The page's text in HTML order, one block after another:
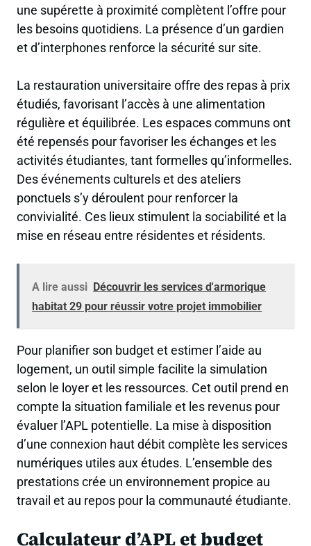
une supérette à proximité complètent l’offre pour
les besoins quotidiens. La présence d’un gardien
et d’interphones renforce la sécurité sur site.
La restauration universitaire offre des repas à prix
étudiés, favorisant l’accès à une alimentation
régulière et équilibrée. Les espaces communs ont
été repensés pour favoriser les échanges et les
activités étudiantes, tant formelles qu’informelles.
Des événements culturels et des ateliers
ponctuels s’y déroulent pour renforcer la
convivialité. Ces lieux stimulent la sociabilité et la
mise en réseau entre résidentes et résidents.
A lire aussi Découvrir les services d'armorique
habitat 29 pour réussir votre projet immobilier
Pour planifier son budget et estimer l’aide au
logement, un outil simple facilite la simulation
selon le loyer et les ressources. Cet outil prend en
compte la situation familiale et les revenus pour
évaluer l’APL potentielle. La mise à disposition
d’une connexion haut débit complète les services
numériques utiles aux études. L’ensemble des
prestations crée un environnement propice au
travail et au repos pour la communauté étudiante.
Calculateur d’APL et budget